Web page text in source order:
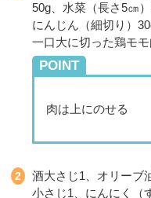
50g、水菜（長さ5㎝
にんじん（細切り）
一口大に切った鶏モモ
POINT
肉は上にのせる
酒大さじ1、オリーブ
小さじ1、にんにく（